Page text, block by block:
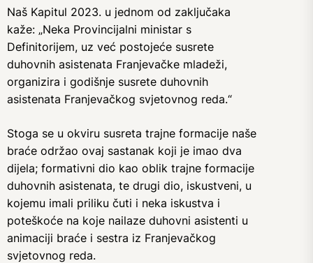
Naš Kapitul 2023. u jednom od zaključaka
kaže: „Neka Provincijalni ministar s
Definitorijem, uz već postojeće susrete
duhovnih asistenata Franjevačke mladeži,
organizira i godišnje susrete duhovnih
asistenata Franjevačkog svjetovnog reda.“
Stoga se u okviru susreta trajne formacije naše
braće održao ovaj sastanak koji je imao dva
dijela; formativni dio kao oblik trajne formacije
duhovnih asistenata, te drugi dio, iskustveni, u
kojemu imali priliku čuti i neka iskustva i
poteškoće na koje nailaze duhovni asistenti u
animaciji braće i sestra iz Franjevačkog
svjetovnog reda.